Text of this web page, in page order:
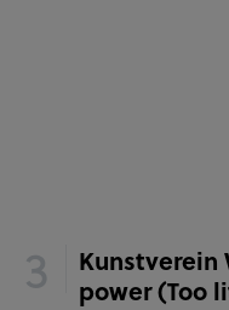
Kunstverein
power (Too